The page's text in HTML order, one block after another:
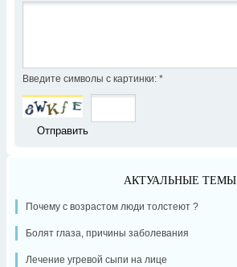
Введите символы с картинки: *
АКТУАЛЬНЫЕ ТЕМЫ
Почему с возрастом люди толстеют ?
Болят глаза, причины заболевания
Лечение угревой сыпи на лице